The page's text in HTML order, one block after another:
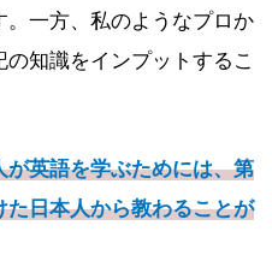
。一方、私のようなプロか
知識をインプットするこ
が英語を学ぶためには、第
日本人から教わることが